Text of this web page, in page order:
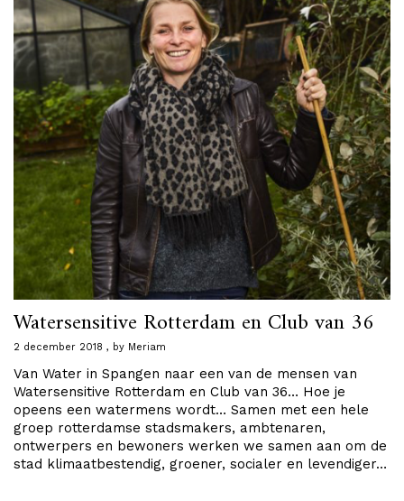
Watersensitive Rotterdam en Club van 36
2 december 2018 by Meriam
Van Water in Spangen naar een van de mensen van
Watersensitive Rotterdam en Club van 36… Hoe je
opeens een watermens wordt… Samen met een hele
groep rotterdamse stadsmakers, ambtenaren,
ontwerpers en bewoners werken we samen aan om de
stad klimaatbestendig, groener, socialer en levendiger…